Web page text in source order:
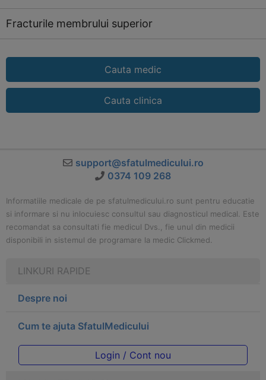
Fracturile membrului superior
Cauta medic
Cauta clinica
support@sfatulmedicului.ro
0374 109 268
Informatiile medicale de pe sfatulmedicului.ro sunt pentru educatie
si informare si nu inlocuiesc consultul sau diagnosticul medical. Este
recomandat sa consultati fie medicul Dvs., fie unul din medicii
disponibili in sistemul de programare la medic Clickmed.
LINKURI RAPIDE
Despre noi
Cum te ajuta SfatulMedicului
Login / Cont nou